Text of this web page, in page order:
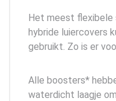
Het meest flexibele
hybride luiercovers
gebruikt. Zo is er
Alle boosters*
waterdicht laagje